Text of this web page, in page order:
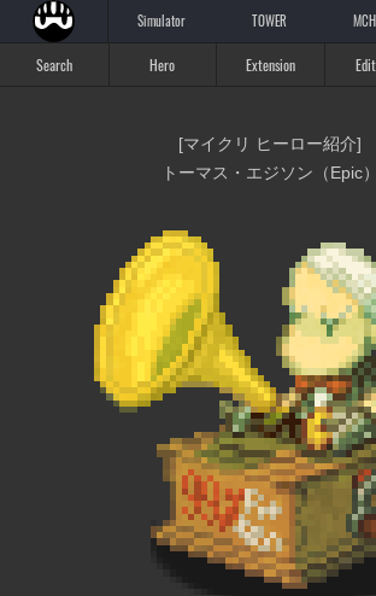
Simulator TOWER
Search Hero Extension
[マイクリ ヒーロー紹介]
トーマス・エジソン（Epic）